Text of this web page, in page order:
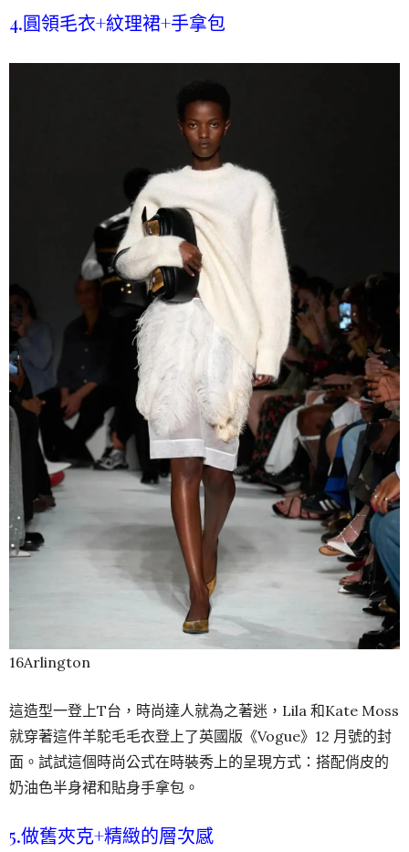
4.圓領毛衣+紋理裙+手拿包
16Arlington
這造型一登上T台，時尚達人就為之著迷，Lila 和Kate Moss
就穿著這件羊駝毛毛衣登上了英國版《Vogue》12 月號的封
面。試試這個時尚公式在時裝秀上的呈現方式：搭配俏皮的
奶油色半身裙和貼身手拿包。
5.做舊夾克+精緻的層次感